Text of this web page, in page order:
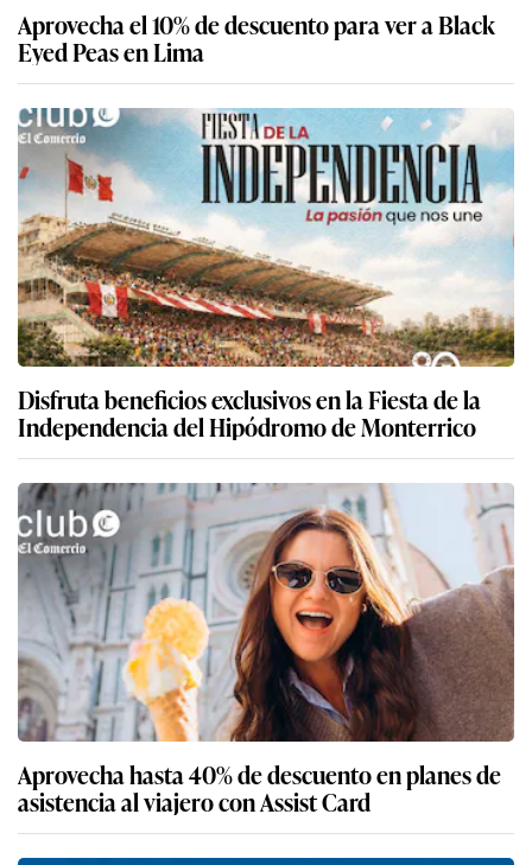
Aprovecha el 10% de descuento para ver a Black
Eyed Peas en Lima
Disfruta beneficios exclusivos en la Fiesta de la
Independencia del Hipódromo de Monterrico
Aprovecha hasta 40% de descuento en planes de
asistencia al viajero con Assist Card